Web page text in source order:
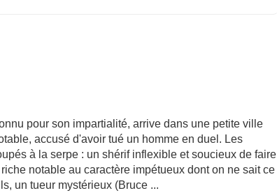
pour son impartialité, arrive dans une petite ville
accusé d'avoir tué un homme en duel. Les
à la serpe : un shérif inflexible et soucieux de faire
notable au caractère impétueux dont on ne sait ce
un tueur mystérieux (Bruce ...